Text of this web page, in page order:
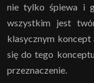
nie tylko śpiewa i
wszystkim jest
klasycznym
się do tego
przeznaczenie.